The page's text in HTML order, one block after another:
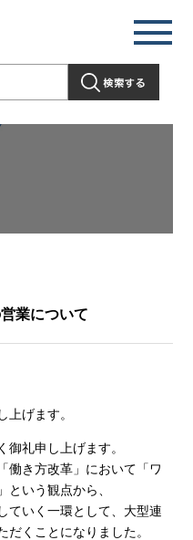
業について
げます。
礼申し上げます。
働き方改革」において「ワ
いう観点から、
ていく一環として、大型連
くことになりました。